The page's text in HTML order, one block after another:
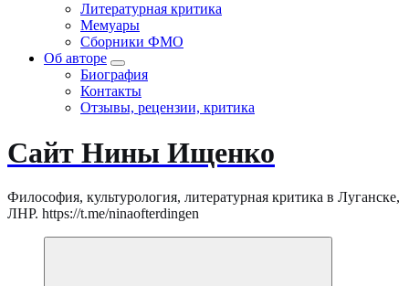
Литературная критика
Мемуары
Сборники ФМО
Об авторе
Биография
Контакты
Отзывы, рецензии, критика
Сайт Нины Ищенко
Философия, культурология, литературная критика в Луганске,
ЛНР. https://t.me/ninaofterdingen